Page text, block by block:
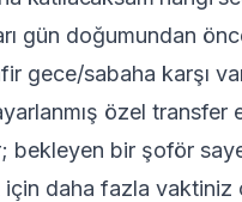
gün doğumundan
gece/sabaha karşı
özel transfer
bekleyen bir şoför
için daha fazla vaktiniz